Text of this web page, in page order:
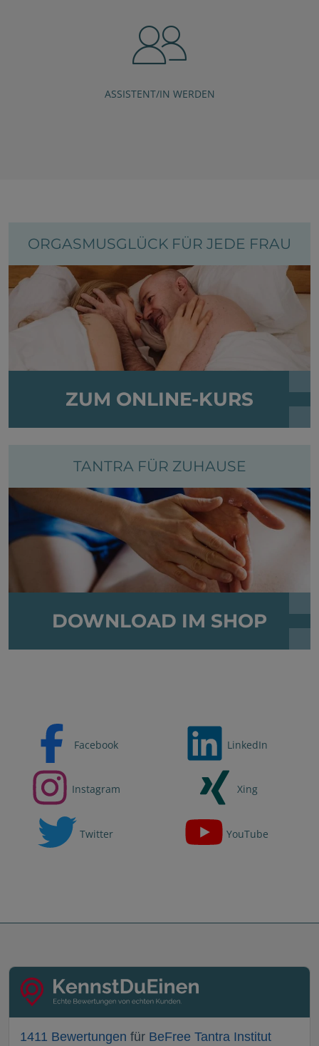
ASSISTENT/IN WERDEN
ORGASMUSGLÜCK FÜR JEDE FRAU
ZUM ONLINE-KURS
TANTRA FÜR ZUHAUSE
DOWNLOAD IM SHOP
Facebook LinkedIn
Instagram Xing
Twitter YouTube
1411 Bewertungen für BeFree Tantra Institut